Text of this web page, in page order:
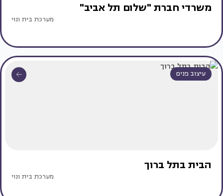
משרדי חברת "שלום תל אביב"
מערכת בית ונוי
עיצוב פנים
הבית בתל ברוך
מערכת בית ונוי